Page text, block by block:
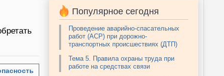
Популярное сегодня
Проведение аварийно-спасательных
работ (АСР) при дорожно-
транспортных происшествиях (ДТП)
Тема 5. Правила охраны труда при
работе на средствах связи